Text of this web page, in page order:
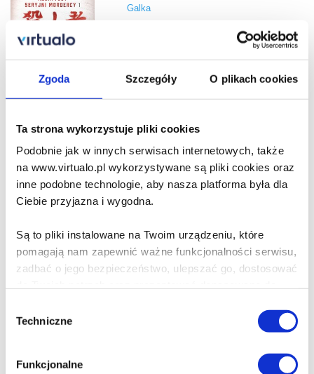
Zgoda Szczegóły O plikach cookies
Ta strona wykorzystuje pliki cookies
Podobnie jak w innych serwisach internetowych, także
na www.virtualo.pl wykorzystywane są pliki cookies oraz
inne podobne technologie, aby nasza platforma była dla
Ciebie przyjazna i wygodna.
Są to pliki instalowane na Twoim urządzeniu, które
pomagają nam zapewnić ważne funkcjonalności serwisu,
zadbać o jego bezpieczeństwo, ulepszać go, dostosować
Poza plikami, które są nam niezbędne do prawidłowego
i bezpiecznego działania serwisu - są także takie, które
wymagają Twojej zgody.
zgody
Techniczne
Funkcjonalne
Galka
9.90 zł
Piekła Rodem
Galka
9.90 zł
Takahiro Shiraishi.
Na prezent